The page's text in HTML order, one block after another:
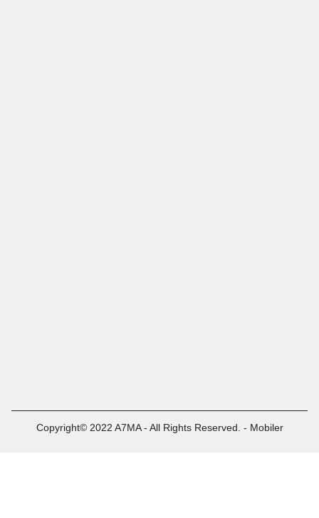
Copyright© 2022 A7MA - All Rights Reserved. - Mobiler